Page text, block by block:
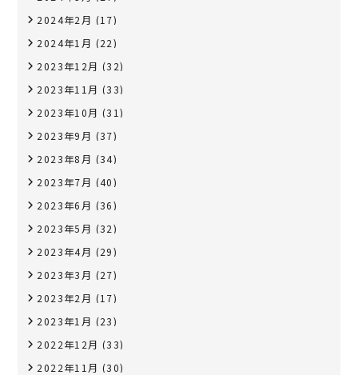
2024年2月 (17)
2024年1月 (22)
2023年12月 (32)
2023年11月 (33)
2023年10月 (31)
2023年9月 (37)
2023年8月 (34)
2023年7月 (40)
2023年6月 (36)
2023年5月 (32)
2023年4月 (29)
2023年3月 (27)
2023年2月 (17)
2023年1月 (23)
2022年12月 (33)
2022年11月 (30)